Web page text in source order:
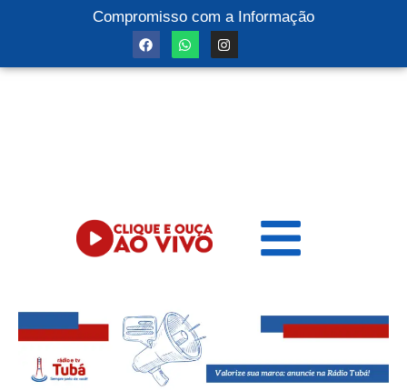
Compromisso com a Informação